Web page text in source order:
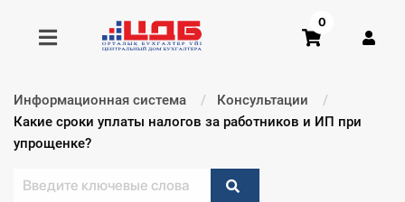
Получить консультацию
0
Информационная система
Консультации
Текущий:
Какие сроки уплаты налогов за работников и ИП при
упрощенке?